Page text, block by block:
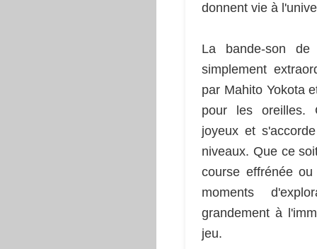
donnent vie à
La bande-son
simplement
par Mahito Yokota
pour les oreilles.
joyeux et
niveaux. Que ce
course effrénée
moments
grandement à
jeu.